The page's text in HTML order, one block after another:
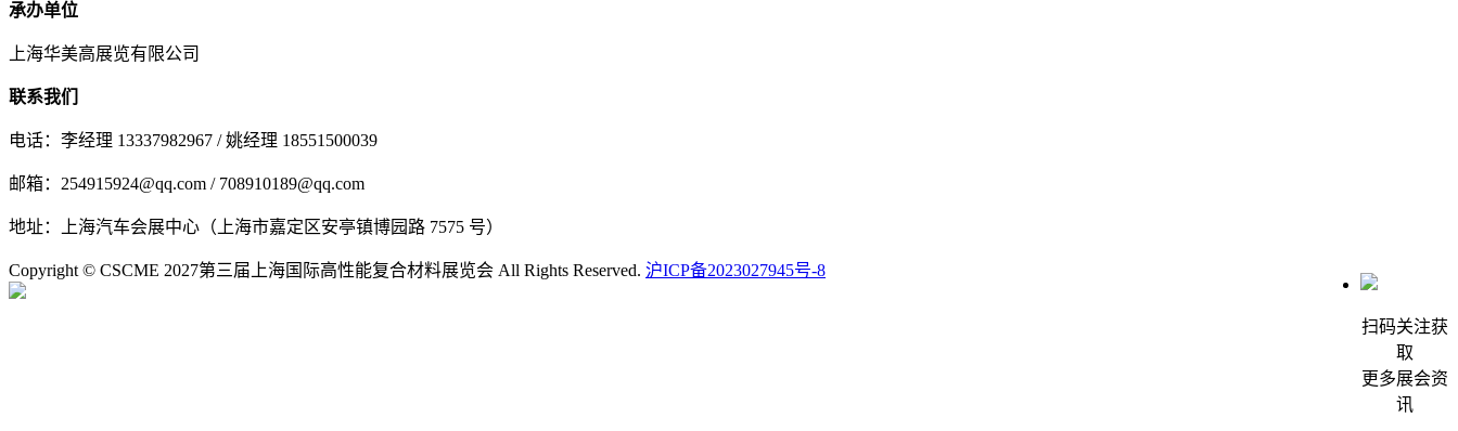
承办单位
上海华美高展览有限公司
联系我们
电话：李经理 13337982967 / 姚经理 18551500039
邮箱：254915924@qq.com / 708910189@qq.com
地址：上海汽车会展中心（上海市嘉定区安亭镇博园路 7575 号）
扫码关注获
取
更多展会资
讯
Copyright © CSCME 2027第三届上海国际高性能复合材料展览会 All Rights Reserved. 沪ICP备2023027945号-8